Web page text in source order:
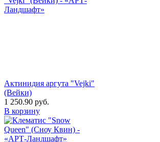
Актинидия аргута "Vejki"
(Вейки)
1 250.90 руб.
В корзину